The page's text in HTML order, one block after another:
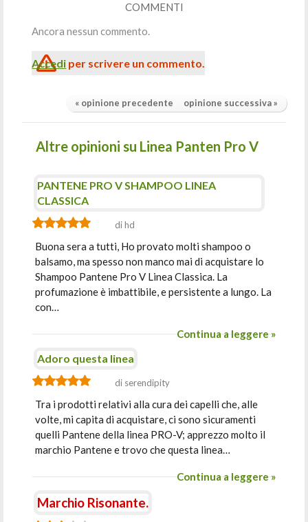
COMMENTI
Ancora nessun commento.
Accedi per scrivere un commento.
« opinione precedente opinione successiva »
Altre opinioni su Linea Panten Pro V
PANTENE PRO V SHAMPOO LINEA
CLASSICA
di hd
Buona sera a tutti, Ho provato molti shampoo o
balsamo, ma spesso non manco mai di acquistare lo
Shampoo Pantene Pro V Linea Classica. La
profumazione è imbattibile, e persistente a lungo. La
con…
Continua a leggere »
Adoro questa linea
di serendipity
Tra i prodotti relativi alla cura dei capelli che, alle
volte, mi capita di acquistare, ci sono sicuramenti
quelli Pantene della linea PRO-V; apprezzo molto il
marchio Pantene e trovo che questa linea…
Continua a leggere »
Marchio Risonante.